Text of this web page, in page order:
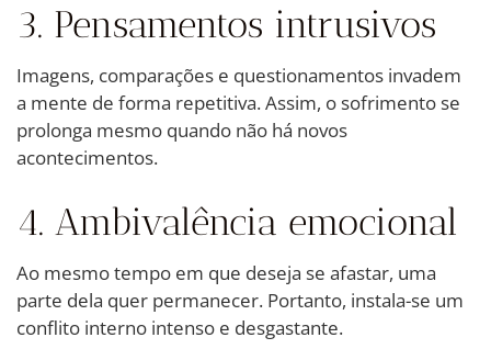
3. Pensamentos intrusivos
Imagens, comparações e questionamentos invadem
a mente de forma repetitiva. Assim, o sofrimento se
prolonga mesmo quando não há novos
acontecimentos.
4. Ambivalência emocional
Ao mesmo tempo em que deseja se afastar, uma
parte dela quer permanecer. Portanto, instala-se um
conflito interno intenso e desgastante.